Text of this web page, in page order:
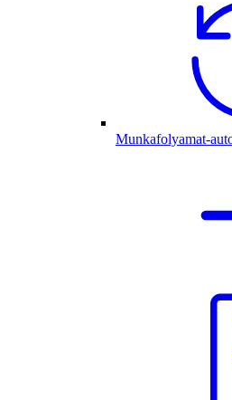
Munkafolyamat-